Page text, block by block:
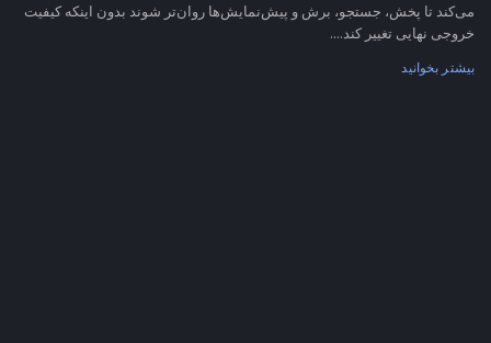
می‌کند تا پخش، جستجو، برش و پیش‌نمایش‌ها روان‌تر شوند بدون اینکه کیفیت
خروجی نهایی تغییر کند....
بیشتر بخوانید